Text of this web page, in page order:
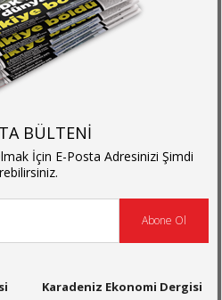
BÜLTENİ
İçin E-Posta Adresinizi Şimdi
Abone Ol
Karadeniz Ekonomi Dergisi